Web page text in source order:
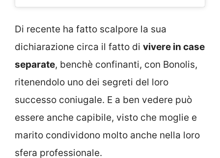
Di recente ha fatto scalpore la sua
dichiarazione circa il fatto di vivere in case
separate, benchè confinanti, con Bonolis,
ritenendolo uno dei segreti del loro
successo coniugale. E a ben vedere può
essere anche capibile, visto che moglie e
marito condividono molto anche nella loro
sfera professionale.